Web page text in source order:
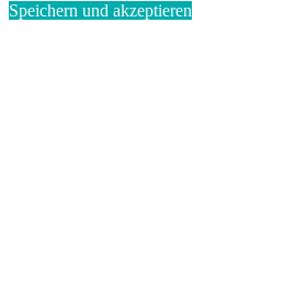
Speichern und akzeptieren